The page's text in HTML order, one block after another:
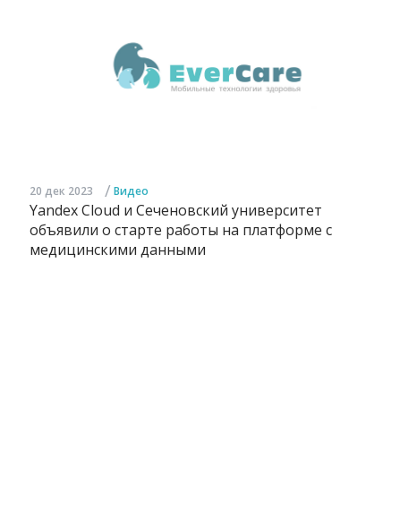
20 дек 2023 / Видео
Yandex Cloud и Сеченовский университет
объявили о старте работы на платформе с
медицинскими данными